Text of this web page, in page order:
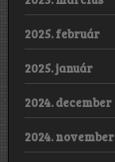
2025. február
2025. január
2024. december
2024. november